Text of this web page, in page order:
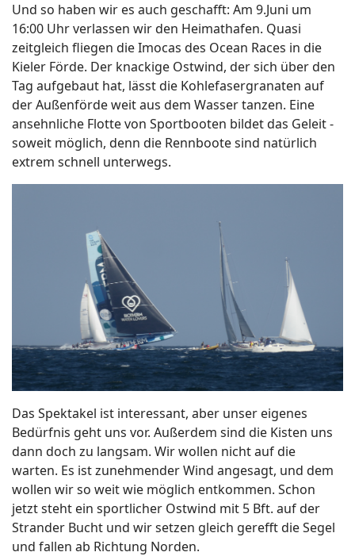
Und so haben wir es auch geschafft: Am 9.Juni um
16:00 Uhr verlassen wir den Heimathafen. Quasi
zeitgleich fliegen die Imocas des Ocean Races in die
Kieler Förde. Der knackige Ostwind, der sich über den
Tag aufgebaut hat, lässt die Kohlefasergranaten auf
der Außenförde weit aus dem Wasser tanzen. Eine
ansehnliche Flotte von Sportbooten bildet das Geleit -
soweit möglich, denn die Rennboote sind natürlich
extrem schnell unterwegs.
Das Spektakel ist interessant, aber unser eigenes
Bedürfnis geht uns vor. Außerdem sind die Kisten uns
dann doch zu langsam. Wir wollen nicht auf die
warten. Es ist zunehmender Wind angesagt, und dem
wollen wir so weit wie möglich entkommen. Schon
jetzt steht ein sportlicher Ostwind mit 5 Bft. auf der
Strander Bucht und wir setzen gleich gerefft die Segel
und fallen ab Richtung Norden.